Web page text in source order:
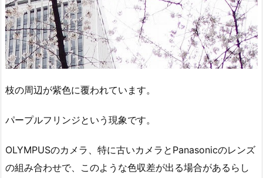
枝の周辺が紫色に覆われています。
パープルフリンジという現象です。
OLYMPUSのカメラ、特に古いカメラとPanasonicのレンズ
の組み合わせで、このような色収差が出る場合があるらし